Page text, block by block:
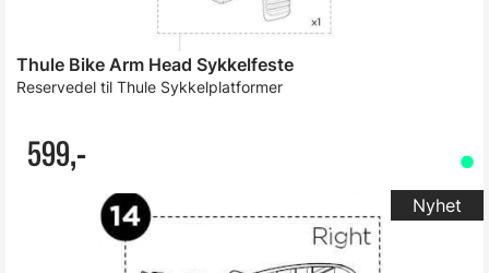
Thule Bike Arm Head Sykkelfeste
Reservedel til Thule Sykkelplatformer
599,-